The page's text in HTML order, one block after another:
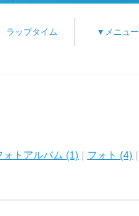
ラップタイム ▼メニュー
ォトアルバム (1) | フォト (4) |